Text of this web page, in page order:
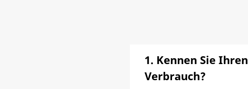
1. Kennen Sie Ihren
Verbrauch?